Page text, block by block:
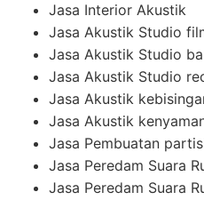
Jasa Interior Akustik
Jasa Akustik Studio
Jasa Akustik Studio
Jasa Akustik Studio
Jasa Akustik
Jasa Akustik
Jasa Pembuatan
Jasa Peredam Suara
Jasa Peredam Suara